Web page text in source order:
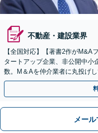
不動産・建設業界
【全国対応】【著書2作がM&A
タートアップ企業、非公開中小
数。M＆Aを仲介業者に丸投げ
や契約書作成・交渉はお任せく
メー